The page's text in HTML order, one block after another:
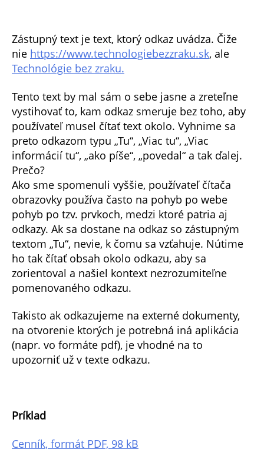
Zástupný text je text, ktorý odkaz uvádza. Čiže
nie https://www.technologiebezzraku.sk, ale
Technológie bez zraku.
Tento text by mal sám o sebe jasne a zreteľne
vystihovať to, kam odkaz smeruje bez toho, aby
používateľ musel čítať text okolo. Vyhnime sa
preto odkazom typu „Tu“, „Viac tu“, „Viac
informácií tu“, „ako píše“, „povedal“ a tak ďalej.
Prečo?
Ako sme spomenuli vyššie, používateľ čítača
obrazovky používa často na pohyb po webe
pohyb po tzv. prvkoch, medzi ktoré patria aj
odkazy. Ak sa dostane na odkaz so zástupným
textom „Tu“, nevie, k čomu sa vzťahuje. Nútime
ho tak čítať obsah okolo odkazu, aby sa
zorientoval a našiel kontext nezrozumiteľne
pomenovaného odkazu.
Takisto ak odkazujeme na externé dokumenty,
na otvorenie ktorých je potrebná iná aplikácia
(napr. vo formáte pdf), je vhodné na to
upozorniť už v texte odkazu.
Príklad
Cenník, formát PDF, 98 kB